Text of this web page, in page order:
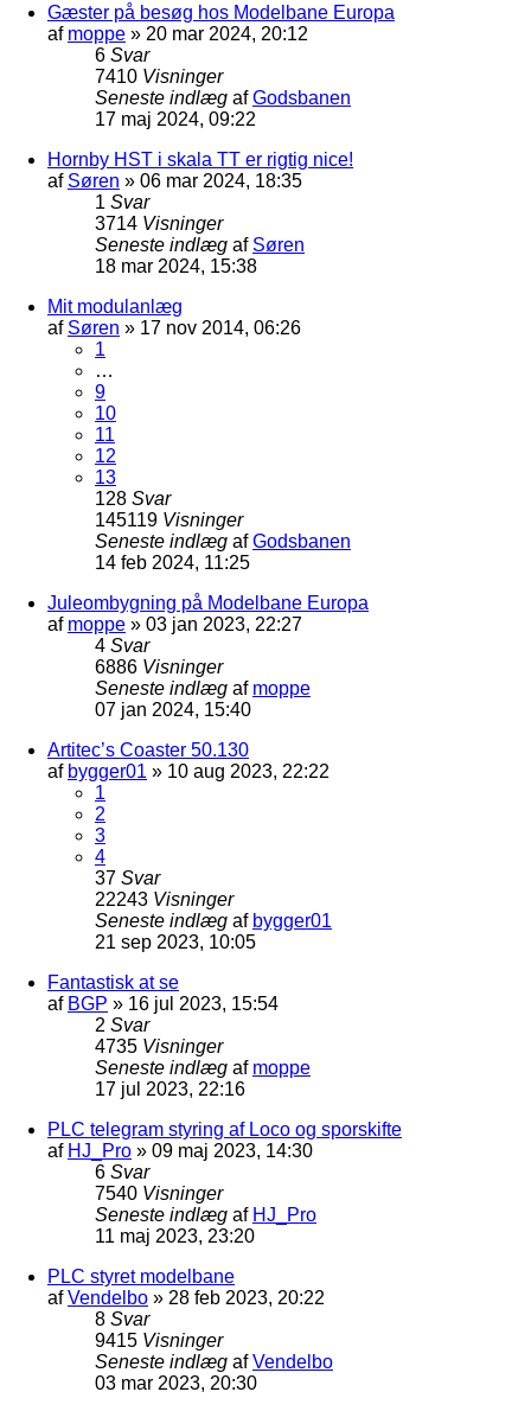
Gæster på besøg hos Modelbane Europa
af moppe » 20 mar 2024, 20:12
6 Svar
7410 Visninger
Seneste indlæg afGodsbanen
17 maj 2024, 09:22
Hornby HST i skala TT er rigtig nice!
af Søren » 06 mar 2024, 18:35
1 Svar
3714 Visninger
Seneste indlæg af Søren
18 mar 2024, 15:38
Mit modulanlæg
af Søren » 17 nov 2014, 06:26
1
…
9
10
11
12
13
128 Svar
145119 Visninger
Seneste indlæg afGodsbanen
14 feb 2024, 11:25
Juleombygning på Modelbane Europa
af moppe » 03 jan 2023, 22:27
4 Svar
6886 Visninger
Seneste indlæg af moppe
07 jan 2024, 15:40
Artitec’s Coaster 50.130
af bygger01 » 10 aug 2023, 22:22
1
2
3
4
37 Svar
22243 Visninger
Seneste indlæg af bygger01
21 sep 2023, 10:05
Fantastisk at se
af BGP » 16 jul 2023, 15:54
2 Svar
4735 Visninger
Seneste indlæg af moppe
17 jul 2023, 22:16
PLC telegram styring af Loco og sporskifte
af HJ_Pro » 09 maj 2023, 14:30
6 Svar
7540 Visninger
Seneste indlæg af HJ_Pro
11 maj 2023, 23:20
PLC styret modelbane
afVendelbo » 28 feb 2023, 20:22
8 Svar
9415 Visninger
Seneste indlæg afVendelbo
03 mar 2023, 20:30